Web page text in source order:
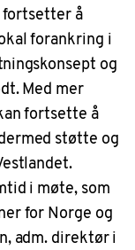
fortsetter å
forankring i
og
Med mer
fortsette å
støtte og
i møte, som
for Norge og
adm. direktør i